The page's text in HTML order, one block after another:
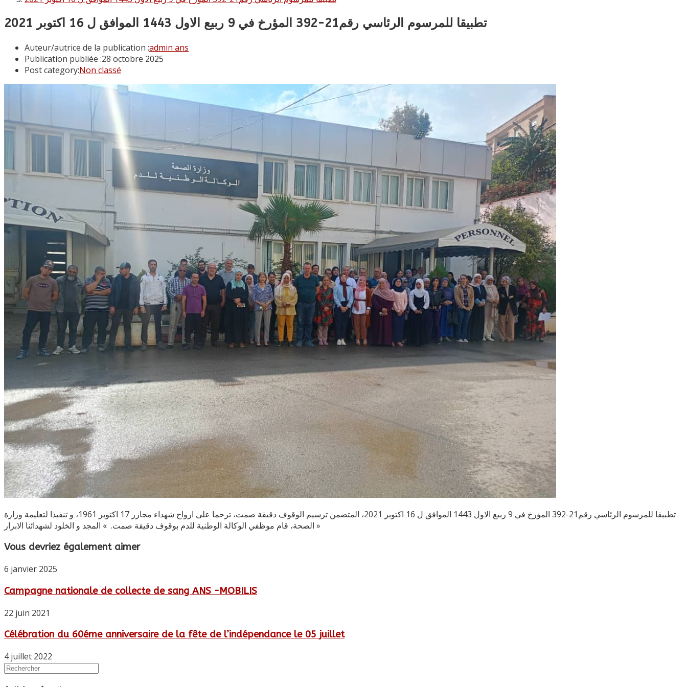
تطبيقا للمرسوم الرئاسي رقم21-392 المؤرخ في 9 ربيع الاول 1443 الموافق ل 16 اكتوبر 2021
Auteur/autrice de la publication :admin ans
Publication publiée :28 octobre 2025
Post category:Non classé
تطبيقا للمرسوم الرئاسي رقم21-392 المؤرخ في 9 ربيع الاول 1443 الموافق ل 16 اكتوبر 2021، المتضمن ترسيم الوقوف دقيقة صمت، ترحما على ارواح شهداء مجازر 17 اكتوبر 1961، و تنفيذا لتعليمة وزارة
الصحة، قام موظفي الوكالة الوطنية للدم بوقوف دقيقة صمت. » المجد و الخلود لشهدائنا الابرار »
Vous devriez également aimer
6 janvier 2025
Campagne nationale de collecte de sang ANS -MOBILIS
22 juin 2021
Célébration du 60éme anniversaire de la fête de l’indépendance le 05 juillet
4 juillet 2022